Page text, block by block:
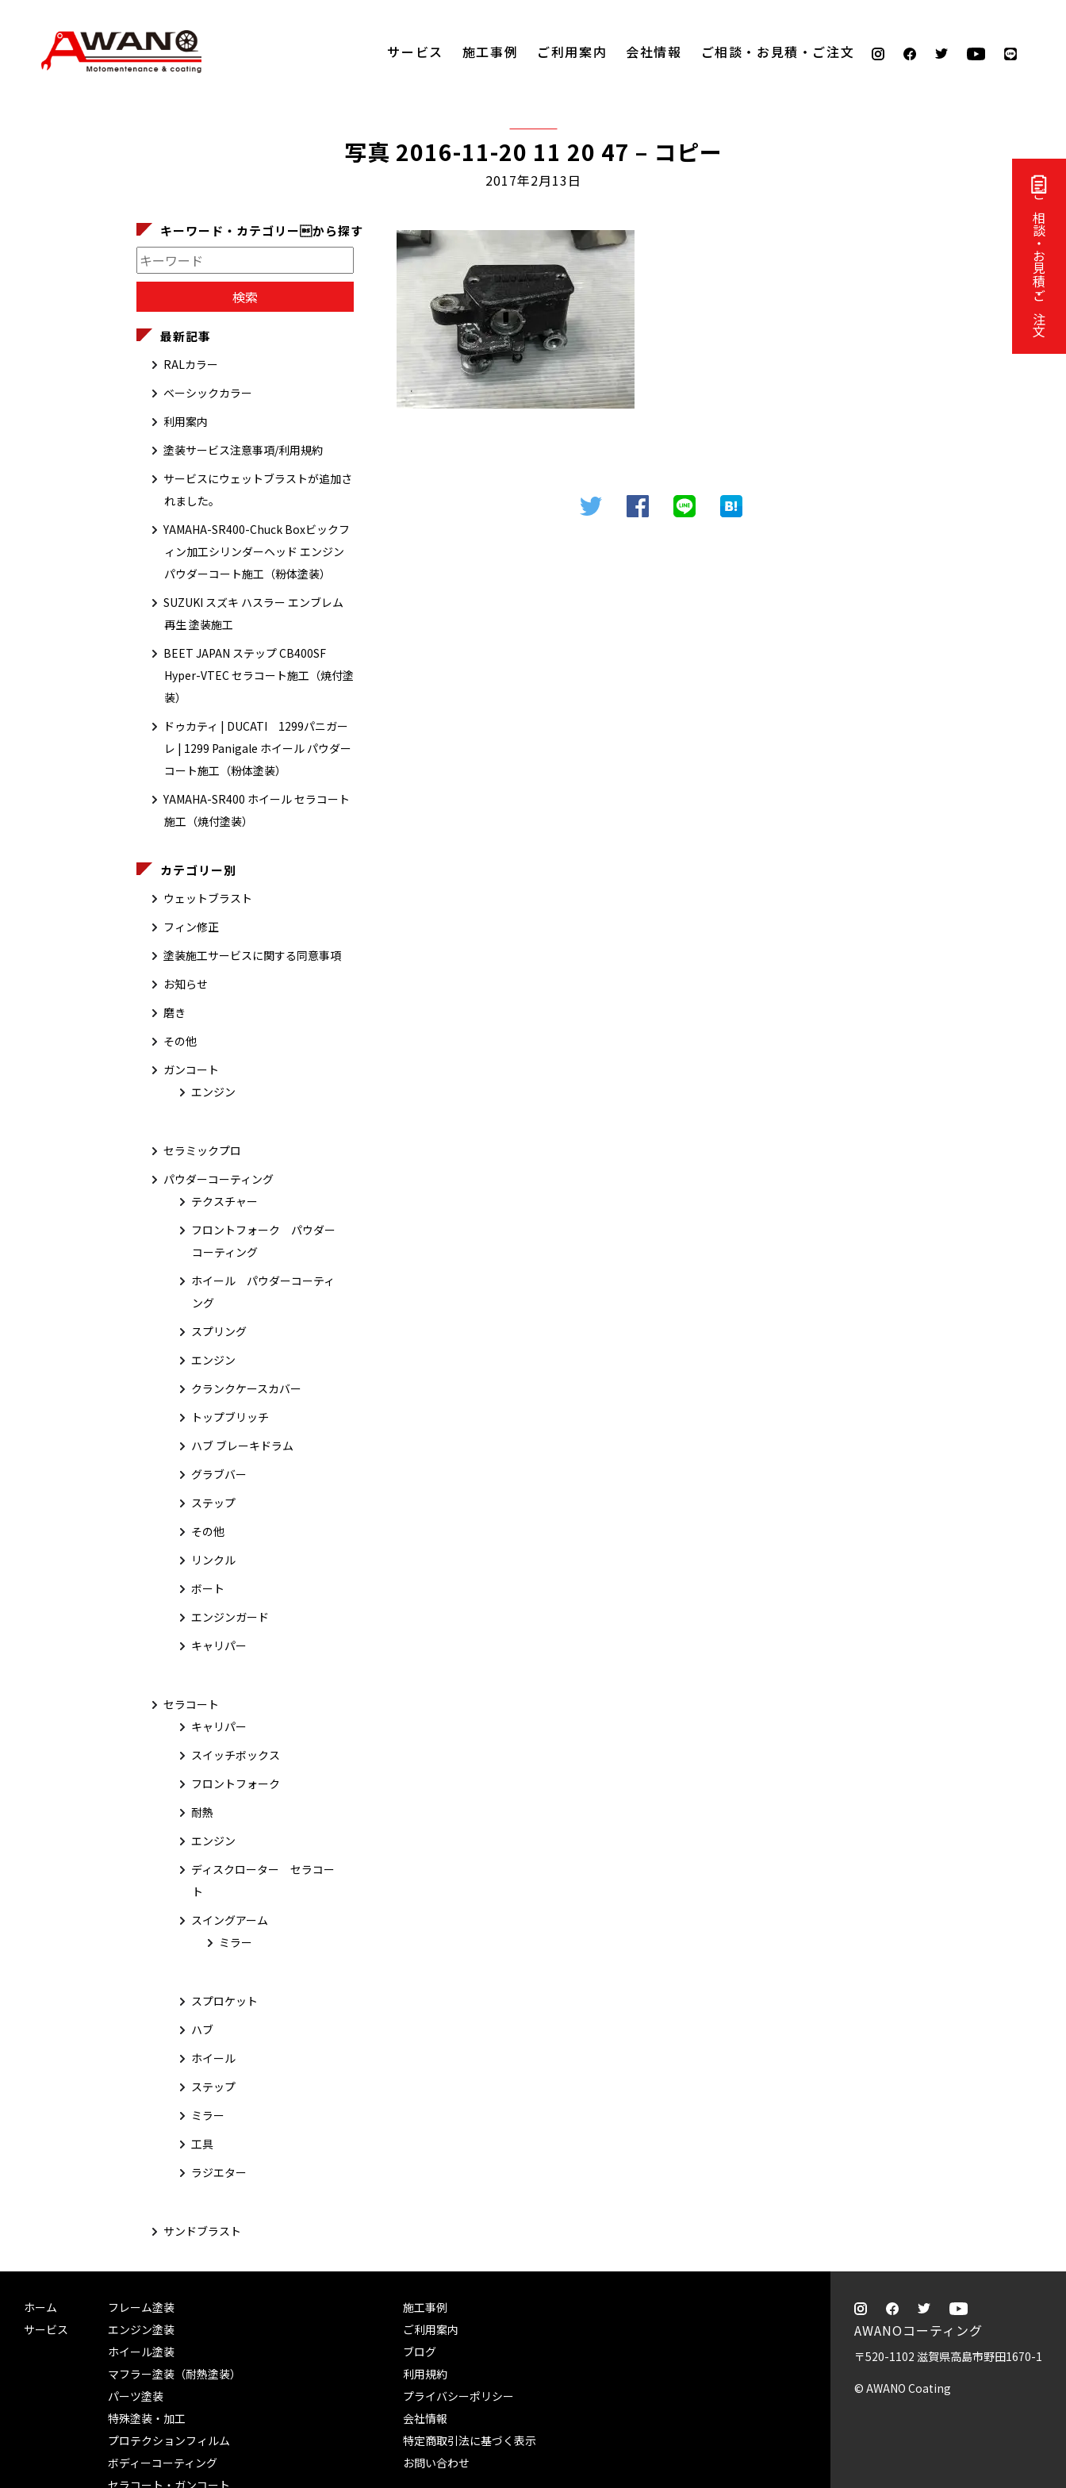
ご相談・お見積・ご注文
サービス 施工事例 ご利用案内 会社情報 ご相談・お見積・ご注文
写真 2016-11-20 11 20 47 – コピー
2017年2月13日
キーワード・カテゴリーから探す
最新記事
RALカラー
ベーシックカラー
利用案内
塗装サービス注意事項/利用規約
サービスにウェットブラストが追加さ
れました。
YAMAHA-SR400-Chuck Boxビックフ
ィン加工シリンダーヘッド エンジン
パウダーコート施工（粉体塗装）
SUZUKI スズキ ハスラー エンブレム
再生 塗装施工
BEET JAPAN ステップ CB400SF
Hyper-VTEC セラコート施工（焼付塗
装）
ドゥカティ | DUCATI 1299パニガー
レ | 1299 Panigale ホイール パウダー
コート施工（粉体塗装）
YAMAHA-SR400 ホイール セラコート
施工（焼付塗装）
カテゴリー別
ウェットブラスト
フィン修正
塗装施工サービスに関する同意事項
お知らせ
磨き
その他
ガンコート
エンジン
セラミックプロ
パウダーコーティング
テクスチャー
フロントフォーク パウダー
コーティング
ホイール パウダーコーティ
ング
スプリング
エンジン
クランクケースカバー
トップブリッチ
ハブ ブレーキドラム
グラブバー
ステップ
その他
リンクル
ボート
エンジンガード
キャリパー
セラコート
キャリパー
スイッチボックス
フロントフォーク
耐熱
エンジン
ディスクローター セラコー
ト
スイングアーム
ミラー
スプロケット
ハブ
ホイール
ステップ
ミラー
工具
ラジエター
サンドブラスト
ホーム
サービス
フレーム塗装
エンジン塗装
ホイール塗装
マフラー塗装（耐熱塗装）
パーツ塗装
特殊塗装・加工
プロテクションフィルム
ボディーコーティング
セラコート・ガンコート
施工事例
ご利用案内
ブログ
利用規約
プライバシーポリシー
会社情報
特定商取引法に基づく表示
お問い合わせ
AWANOコーティング
〒520-1102 滋賀県高島市野田1670-1
© AWANO Coating